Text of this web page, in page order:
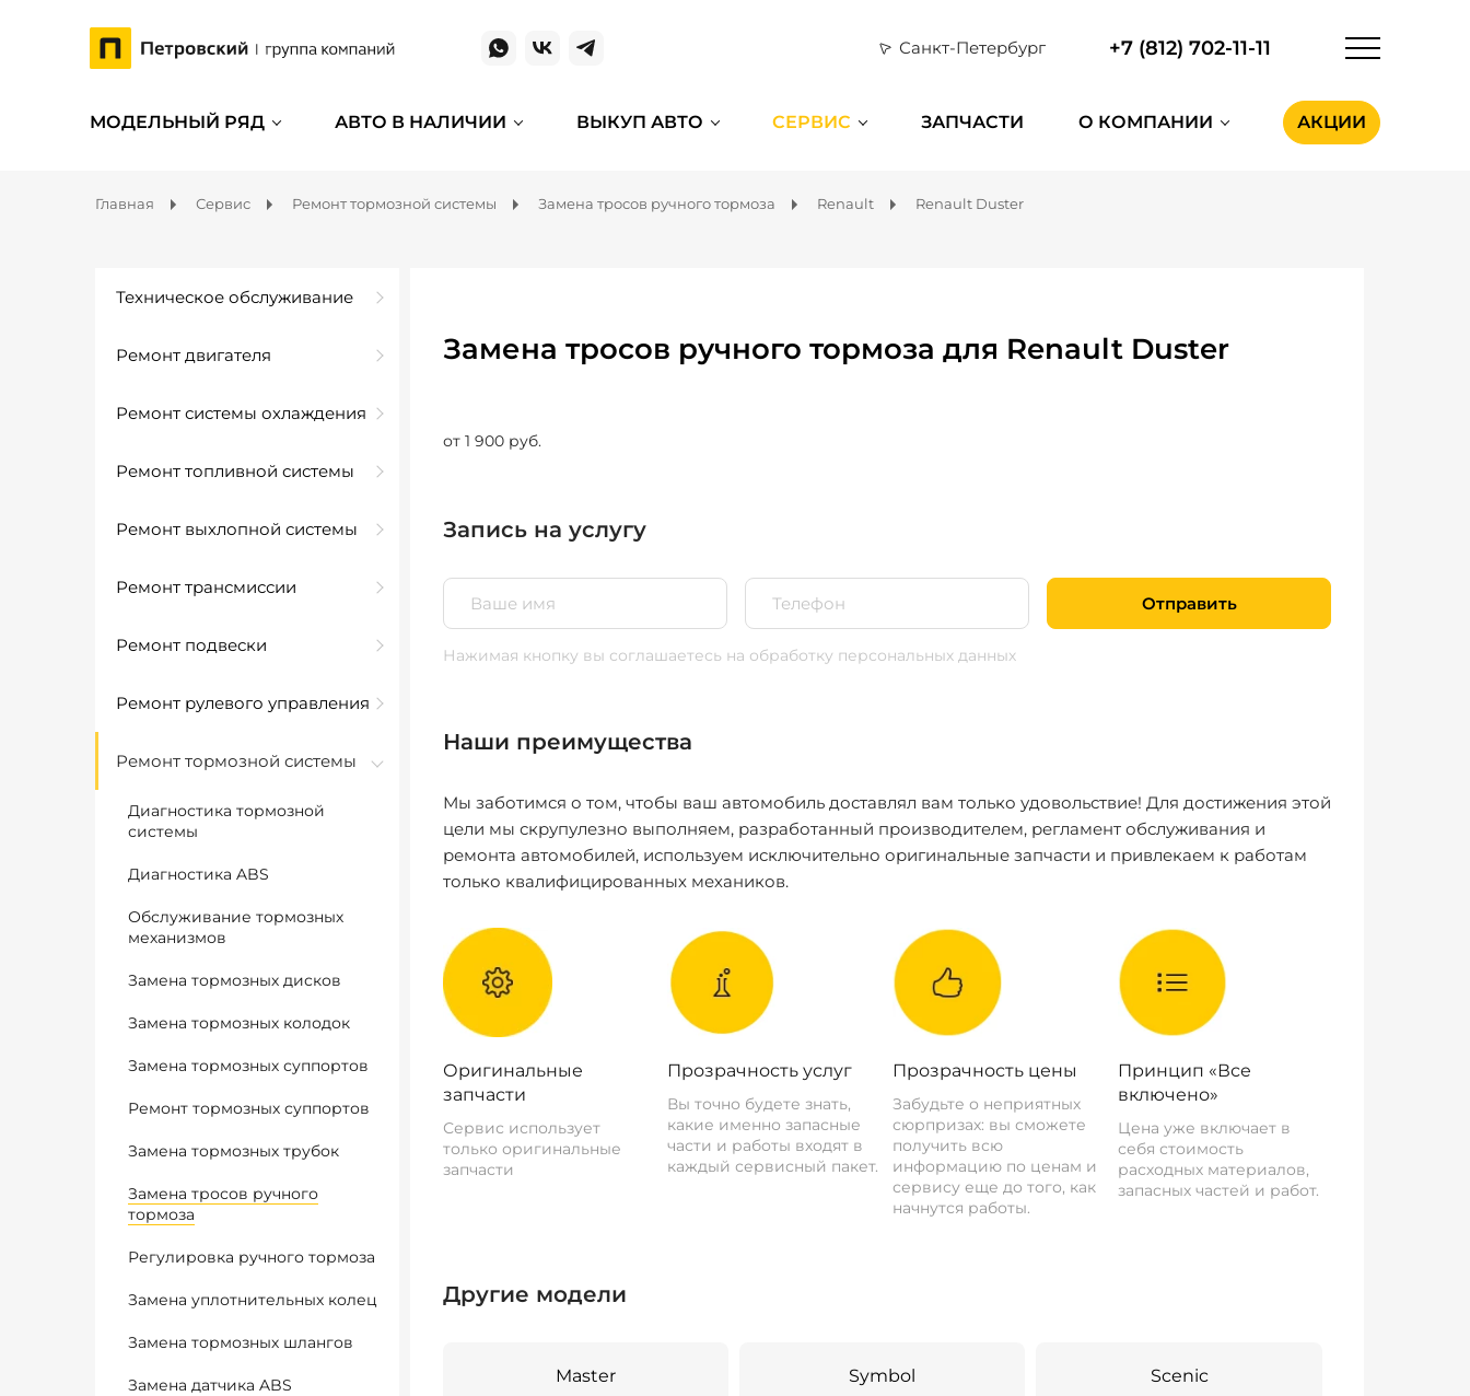
Санкт-Петербург +7 (812) 702-11-11
МОДЕЛЬНЫЙ РЯД АВТО В НАЛИЧИИ ВЫКУП АВТО СЕРВИС ЗАПЧАСТИ О КОМПАНИИ АКЦИИ
Главная Сервис Ремонт тормозной системы Замена тросов ручного тормоза Renault Renault Duster
Техническое обслуживание
Ремонт двигателя
Ремонт системы охлаждения
Ремонт топливной системы
Ремонт выхлопной системы
Ремонт трансмиссии
Ремонт подвески
Ремонт рулевого управления
Ремонт тормозной системы
Диагностика тормозной
системы
Диагностика ABS
Обслуживание тормозных
механизмов
Замена тормозных дисков
Замена тормозных колодок
Замена тормозных суппортов
Ремонт тормозных суппортов
Замена тормозных трубок
Замена тросов ручного
тормоза
Регулировка ручного тормоза
Замена уплотнительных колец
Замена тормозных шлангов
Замена датчика ABS
Замена тросов ручного тормоза для Renault Duster
от 1 900 руб.
Запись на услугу
Отправить
Нажимая кнопку вы соглашаетесь на обработку персональных данных
Наши преимущества
Мы заботимся о том, чтобы ваш автомобиль доставлял вам только удовольствие! Для достижения этой
цели мы скрупулезно выполняем, разработанный производителем, регламент обслуживания и
ремонта автомобилей, используем исключительно оригинальные запчасти и привлекаем к работам
только квалифицированных механиков.
Оригинальные
запчасти
Сервис использует
только оригинальные
запчасти
Прозрачность услуг
Вы точно будете знать,
какие именно запасные
части и работы входят в
каждый сервисный пакет.
Прозрачность цены
Забудьте о неприятных
сюрпризах: вы сможете
получить всю
информацию по ценам и
сервису еще до того, как
начнутся работы.
Принцип «Все
включено»
Цена уже включает в
себя стоимость
расходных материалов,
запасных частей и работ.
Другие модели
Master Symbol Scenic